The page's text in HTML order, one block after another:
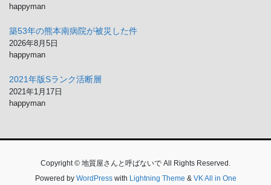
happyman
築53年の熊本南病院が被災した件
2026年8月5日
happyman
2021年版Sランク活断層
2021年1月17日
happyman
Copyright © 地質屋さんと呼ばないで All Rights Reserved.
Powered by WordPresswith Lightning Theme & VK All in One